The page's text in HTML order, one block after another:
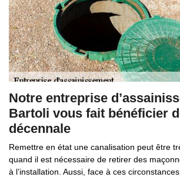
Notre entreprise
Bartoli vous fait bénéficier
décennale
Remettre en état une canalisation peut être
quand il est nécessaire de retirer des
à l’installation. Aussi, face à ces